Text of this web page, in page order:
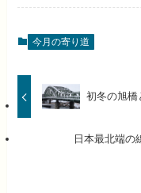
今月の寄り道
初冬の旭
日本最北端